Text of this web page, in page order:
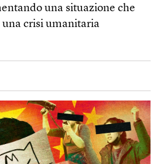
una situazione che
crisi umanitaria